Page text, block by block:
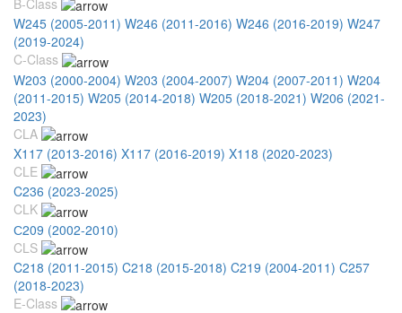
B-Class
W245 (2005-2011) W246 (2011-2016) W246 (2016-2019) W247
(2019-2024)
C-Class
W203 (2000-2004) W203 (2004-2007) W204 (2007-2011) W204
(2011-2015) W205 (2014-2018) W205 (2018-2021) W206 (2021-
2023)
CLA
X117 (2013-2016) X117 (2016-2019) X118 (2020-2023)
CLE
C236 (2023-2025)
CLK
С209 (2002-2010)
CLS
C218 (2011-2015) C218 (2015-2018) C219 (2004-2011) C257
(2018-2023)
E-Class